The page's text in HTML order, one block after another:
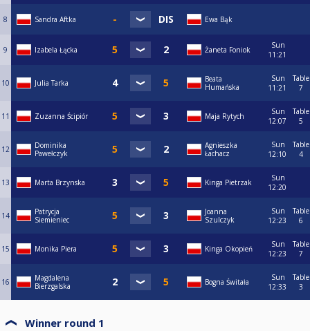
8 Sandra Aftka Ewa Bąk
9 Izabela Łącka Żaneta Foniok
Sun
11:21
10 Julia Tarka
Beata
Humańska
Sun
11:21
Table
7
11 Zuzanna Ścipiór Maja Rytych
Sun
12:07
Table
5
12
Dominika
Pawełczyk
Agnieszka
Łachacz
Sun
12:10
Table
4
13 Marta Brzynska Kinga Pietrzak
Sun
12:20
14
Patrycja
Siemieniec
Joanna
Szulczyk
Sun
12:23
Table
6
15 Monika Piera Kinga Okopień
Sun
12:23
Table
7
16
Magdalena
Bierzgalska
Bogna Świtała
Sun
12:33
Table
3
Winner round 1